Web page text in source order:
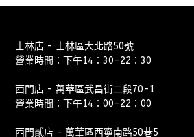
士林店 - 士林區大北路50號
營業時間：下午14：30-22：30
西門店 - 萬華區武昌街二段70-1
營業時間：下午14：00-22：00
西門貳店 - 萬華區西寧南路50巷5